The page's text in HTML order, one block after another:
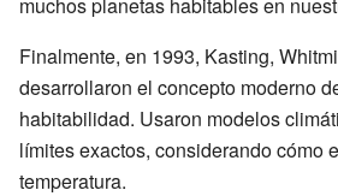
Finalmente, en 1993, Kasting,
desarrollaron el concepto moderno
habitabilidad. Usaron modelos
límites exactos, considerando cómo
temperatura.